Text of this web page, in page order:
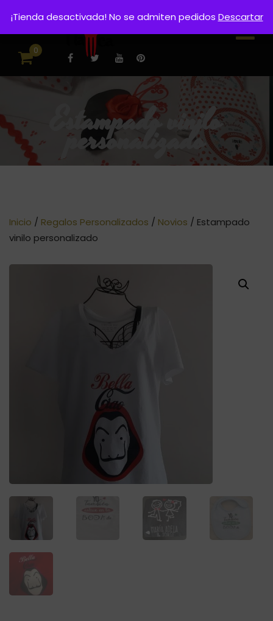
0
Estampado vinilo
personalizado
Inicio / Regalos Personalizados / Novios / Estampado
vinilo personalizado
¡Tienda desactivada! No se admiten pedidos Descartar